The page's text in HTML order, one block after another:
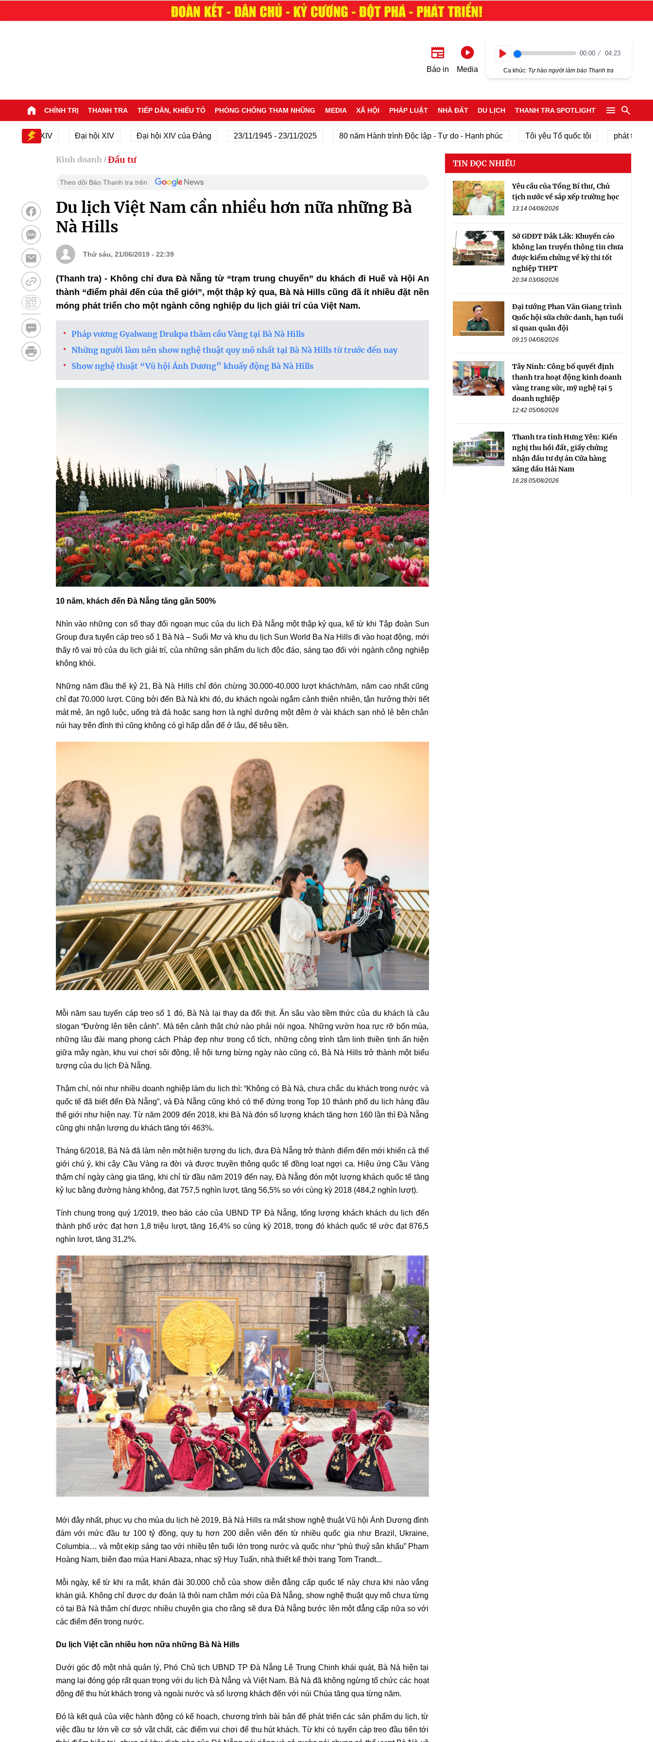
Báo in Media
00:00 04:23
Ca khúc: Tự hào người làm báo Thanh tra
CHÍNH TRỊ THANH TRA TIẾP DÂN, KHIẾU TỐ PHÒNG CHỐNG THAM NHŨNG MEDIA XÃ HỘI PHÁP LUẬT NHÀ ĐẤT DU LỊCH THANH TRA SPOTLIGHT
hội XIV Đại hội XIV Đại hội XIV của Đảng 23/11/1945 - 23/11/2025 80 năm Hành trình Độc lập - Tự do - Hạnh phúc Tôi yêu Tổ quốc tôi phát triển kinh tế
Kinh doanh / Đầu tư
Theo dõi Báo Thanh tra trên
Du lịch Việt Nam cần nhiều hơn nữa những Bà
Nà Hills
Thứ sáu, 21/06/2019 - 22:39
(Thanh tra) - Không chỉ đưa Đà Nẵng từ “trạm trung chuyển” du khách đi Huế và Hội An
thành “điểm phải đến của thế giới”, một thập kỷ qua, Bà Nà Hills cũng đã ít nhiều đặt nền
móng phát triển cho một ngành công nghiệp du lịch giải trí của Việt Nam.
Pháp vương Gyalwang Drukpa thăm cầu Vàng tại Bà Nà Hills
Những người làm nên show nghệ thuật quy mô nhất tại Bà Nà Hills từ trước đến nay
Show nghệ thuật “Vũ hội Ánh Dương” khuấy động Bà Nà Hills
10 năm, khách đến Đà Nẵng tăng gần 500%
Nhìn vào những con số thay đổi ngoạn mục của du lịch Đà Nẵng một thập kỷ qua, kể từ khi Tập đoàn Sun
Group đưa tuyến cáp treo số 1 Bà Nà – Suối Mơ và khu du lịch Sun World Ba Na Hills đi vào hoạt động, mới
thấy rõ vai trò của du lịch giải trí, của những sản phẩm du lịch độc đáo, sáng tạo đối với ngành công nghiệp
không khói.
Những năm đầu thế kỷ 21, Bà Nà Hills chỉ đón chừng 30.000-40.000 lượt khách/năm, năm cao nhất cũng
chỉ đạt 70.000 lượt. Cũng bởi đến Bà Nà khi đó, du khách ngoài ngắm cảnh thiên nhiên, tận hưởng thời tiết
mát mẻ, ăn ngô luộc, uống trà đá hoặc sang hơn là nghỉ dưỡng một đêm ở vài khách sạn nhỏ lẻ bên chân
núi hay trên đỉnh thì cũng không có gì hấp dẫn để ở lâu, để tiêu tiền.
Mỗi năm sau tuyến cáp treo số 1 đó, Bà Nà lại thay da đổi thịt. Ăn sâu vào tiềm thức của du khách là câu
slogan “Đường lên tiên cảnh”. Mà tiên cảnh thật chứ nào phải nói ngoa. Những vườn hoa rực rỡ bốn mùa,
những lâu đài mang phong cách Pháp đẹp như trong cổ tích, những công trình tâm linh thiền tịnh ẩn hiện
giữa mây ngàn, khu vui chơi sôi động, lễ hội tưng bừng ngày nào cũng có, Bà Nà Hills trở thành một biểu
tượng của du lịch Đà Nẵng.
Thậm chí, nói như nhiều doanh nghiệp làm du lịch thì: “Không có Bà Nà, chưa chắc du khách trong nước và
quốc tế đã biết đến Đà Nẵng”, và Đà Nẵng cũng khó có thể đứng trong Top 10 thành phố du lịch hàng đầu
thế giới như hiện nay. Từ năm 2009 đến 2018, khi Bà Nà đón số lượng khách tăng hơn 160 lần thì Đà Nẵng
cũng ghi nhận lượng du khách tăng tới 463%.
Tháng 6/2018, Bà Nà đã làm nên một hiện tượng du lịch, đưa Đà Nẵng trở thành điểm đến mới khiến cả thế
giới chú ý, khi cây Cầu Vàng ra đời và được truyền thông quốc tế đồng loạt ngợi ca. Hiệu ứng Cầu Vàng
thậm chí ngày càng gia tăng, khi chỉ từ đầu năm 2019 đến nay, Đà Nẵng đón một lượng khách quốc tế tăng
kỷ lục bằng đường hàng không, đạt 757,5 nghìn lượt, tăng 56,5% so với cùng kỳ 2018 (484,2 nghìn lượt).
Tính chung trong quý 1/2019, theo báo cáo của UBND TP Đà Nẵng, tổng lượng khách khách du lịch đến
thành phố ước đạt hơn 1,8 triệu lượt, tăng 16,4% so cùng kỳ 2018, trong đó khách quốc tế ước đạt 876,5
nghìn lượt, tăng 31,2%.
Mới đây nhất, phục vụ cho mùa du lịch hè 2019, Bà Nà Hills ra mắt show nghệ thuật Vũ hội Ánh Dương đình
đám với mức đầu tư 100 tỷ đồng, quy tụ hơn 200 diễn viên đến từ nhiều quốc gia như Brazil, Ukraine,
Columbia… và một ekip sáng tạo với nhiều tên tuổi lớn trong nước và quốc như “phù thuỷ sân khấu” Phạm
Hoàng Nam, biên đạo múa Hani Abaza, nhạc sỹ Huy Tuấn, nhà thiết kế thời trang Tom Trandt...
Mỗi ngày, kể từ khi ra mắt, khán đài 30.000 chỗ của show diễn đẳng cấp quốc tế này chưa khi nào vắng
khán giả. Không chỉ được dự đoán là thỏi nam châm mới của Đà Nẵng, show nghệ thuật quy mô chưa từng
có tại Bà Nà thậm chí được nhiều chuyên gia cho rằng sẽ đưa Đà Nẵng bước lên một đẳng cấp nữa so với
các điểm đến trong nước.
Du lịch Việt cần nhiều hơn nữa những Bà Nà Hills
Dưới góc độ một nhà quản lý, Phó Chủ tịch UBND TP Đà Nẵng Lê Trung Chinh khái quát, Bà Nà hiện tại
mang lại đóng góp rất quan trọng với du lịch Đà Nẵng và Việt Nam. Bà Nà đã không ngừng tổ chức các hoạt
động để thu hút khách trong và ngoài nước và số lượng khách đến với núi Chúa tăng qua từng năm.
Đó là kết quả của việc hành động có kế hoạch, chương trình bài bản để phát triển các sản phẩm du lịch, từ
việc đầu tư lớn về cơ sở vật chất, các điểm vui chơi để thu hút khách. Từ khi có tuyến cáp treo đầu tiên tới
TIN ĐỌC NHIỀU
Yêu cầu của Tổng Bí thư, Chủ
tịch nước về sắp xếp trường học
13:14 04/08/2026
Sở GDĐT Đắk Lắk: Khuyến cáo
không lan truyền thông tin chưa
được kiểm chứng về kỳ thi tốt
nghiệp THPT
20:34 03/08/2026
Đại tướng Phan Văn Giang trình
Quốc hội sửa chức danh, hạn tuổi
sĩ quan quân đội
09:15 04/08/2026
Tây Ninh: Công bố quyết định
thanh tra hoạt động kinh doanh
vàng trang sức, mỹ nghệ tại 5
doanh nghiệp
12:42 05/08/2026
Thanh tra tỉnh Hưng Yên: Kiến
nghị thu hồi đất, giấy chứng
nhận đầu tư dự án Cửa hàng
xăng dầu Hải Nam
16:28 05/08/2026